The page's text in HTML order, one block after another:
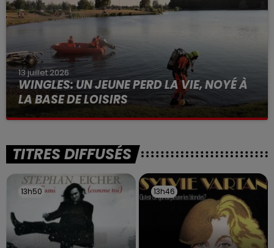
13 juillet 2026
WINGLES: UN JEUNE PERD LA VIE, NOYÉ À
LA BASE DE LOISIRS
La victime a coulé à pic
TITRES DIFFUSÉS
13h50
13h50 13h46
13h46